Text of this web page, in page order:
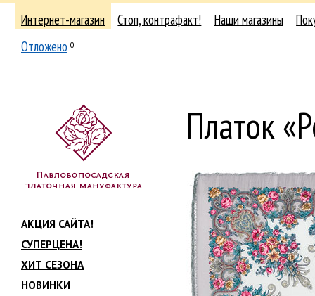
Интернет-магазин Стоп, контрафакт! Наши магазины
Отложено 0
АКЦИЯ САЙТА!
СУПЕРЦЕНА!
ХИТ СЕЗОНА
НОВИНКИ
Платок